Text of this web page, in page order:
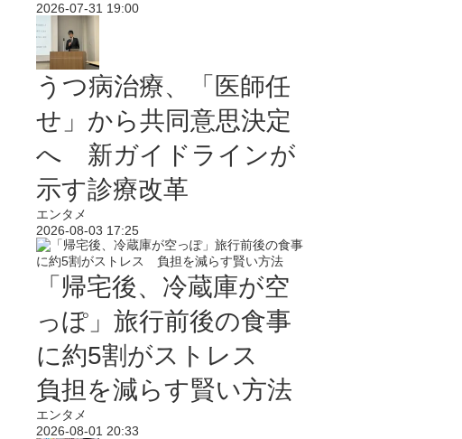
2026-07-31 19:00
うつ病治療、「医師任
せ」から共同意思決定
へ 新ガイドラインが
示す診療改革
エンタメ
2026-08-03 17:25
「帰宅後、冷蔵庫が空
っぽ」旅行前後の食事
に約5割がストレス
負担を減らす賢い方法
エンタメ
2026-08-01 20:33